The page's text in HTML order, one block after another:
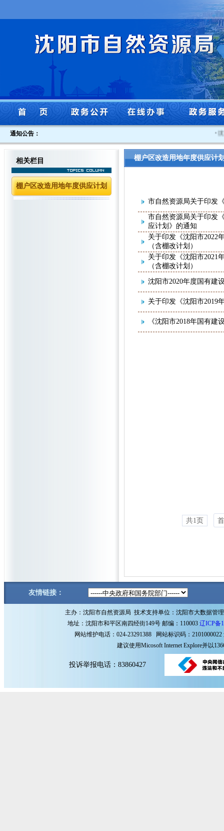
通知公告： 沈
相关栏目
棚户区改造用地年度供应计划
棚户区改造用地年度供应计
市自然资源局关于印发
市自然资源局关于印发
应计划》的通知
关于印发《沈阳市2022
（含棚改计划）
关于印发《沈阳市2021
（含棚改计划）
沈阳市2020年度国有建
关于印发《沈阳市2019
《沈阳市2018年国有建
共1页
友情链接：
主办：沈阳市自然资源局 技术支持单位：沈阳市大数据管
地址：沈阳市和平区南四经街149号 邮编：110003 辽ICP备
网站维护电话：024-23291388 网站标识码：2101000022
建议使用Micosoft Internet Explore并以
投诉举报电话：83860427